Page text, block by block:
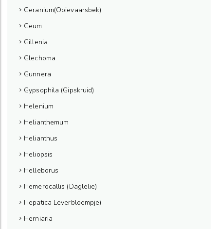
Geranium(Ooievaarsbek)
Geum
Gillenia
Glechoma
Gunnera
Gypsophila (Gipskruid)
Helenium
Helianthemum
Helianthus
Heliopsis
Helleborus
Hemerocallis (Daglelie)
Hepatica Leverbloempje)
Herniaria